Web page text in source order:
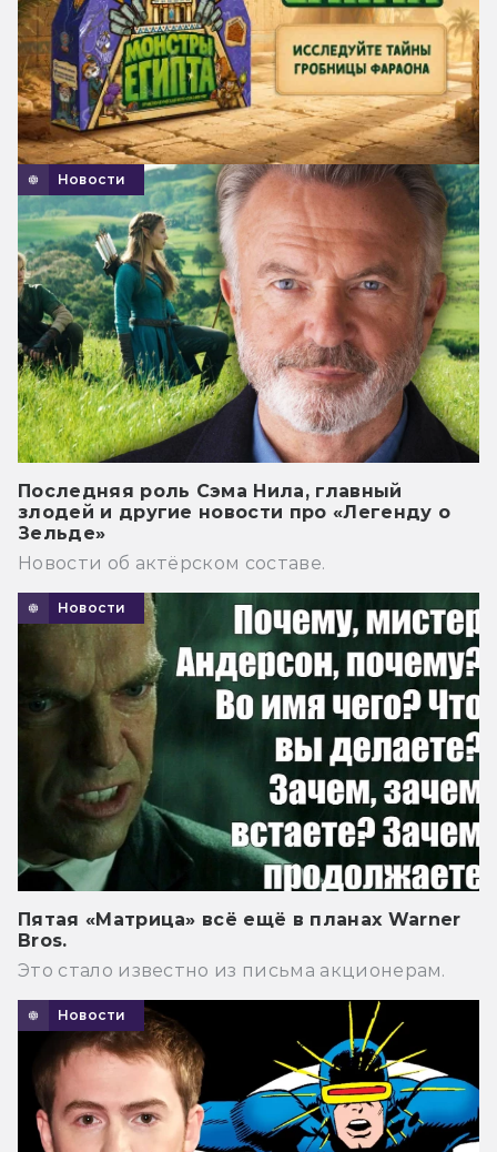
Новости
Последняя роль Сэма Нила, главный
злодей и другие новости про «Легенду о
Зельде»
Новости об актёрском составе.
Новости
Пятая «Матрица» всё ещё в планах Warner
Bros.
Это стало известно из письма акционерам.
Новости